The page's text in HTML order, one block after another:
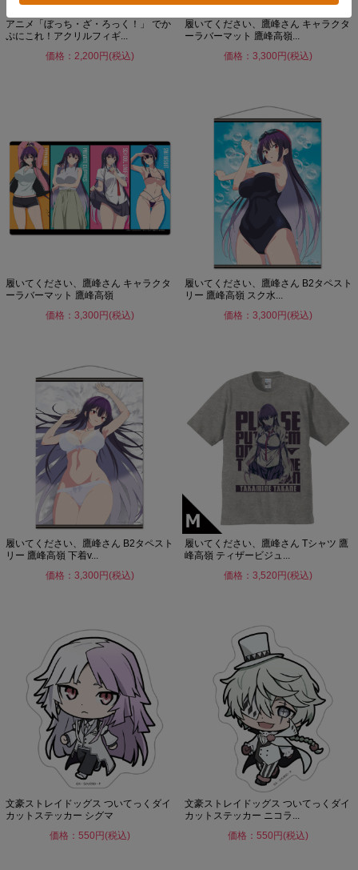
アニメ「ぼっち・ざ・ろっく！」 でか
ぷにこれ！アクリルフィギ...
価格：2,200円(税込)
履いてください、鷹峰さん キャラクタ
ーラバーマット 鷹峰高嶺...
価格：3,300円(税込)
履いてください、鷹峰さん キャラクタ
ーラバーマット 鷹峰高嶺
価格：3,300円(税込)
履いてください、鷹峰さん B2タペスト
リー 鷹峰高嶺 スク水...
価格：3,300円(税込)
履いてください、鷹峰さん B2タペスト
リー 鷹峰高嶺 下着v...
価格：3,300円(税込)
履いてください、鷹峰さん Tシャツ 鷹
峰高嶺 ティザービジュ...
価格：3,520円(税込)
文豪ストレイドッグス ついてっくダイ
カットステッカー シグマ
価格：550円(税込)
文豪ストレイドッグス ついてっくダイ
カットステッカー ニコラ...
価格：550円(税込)